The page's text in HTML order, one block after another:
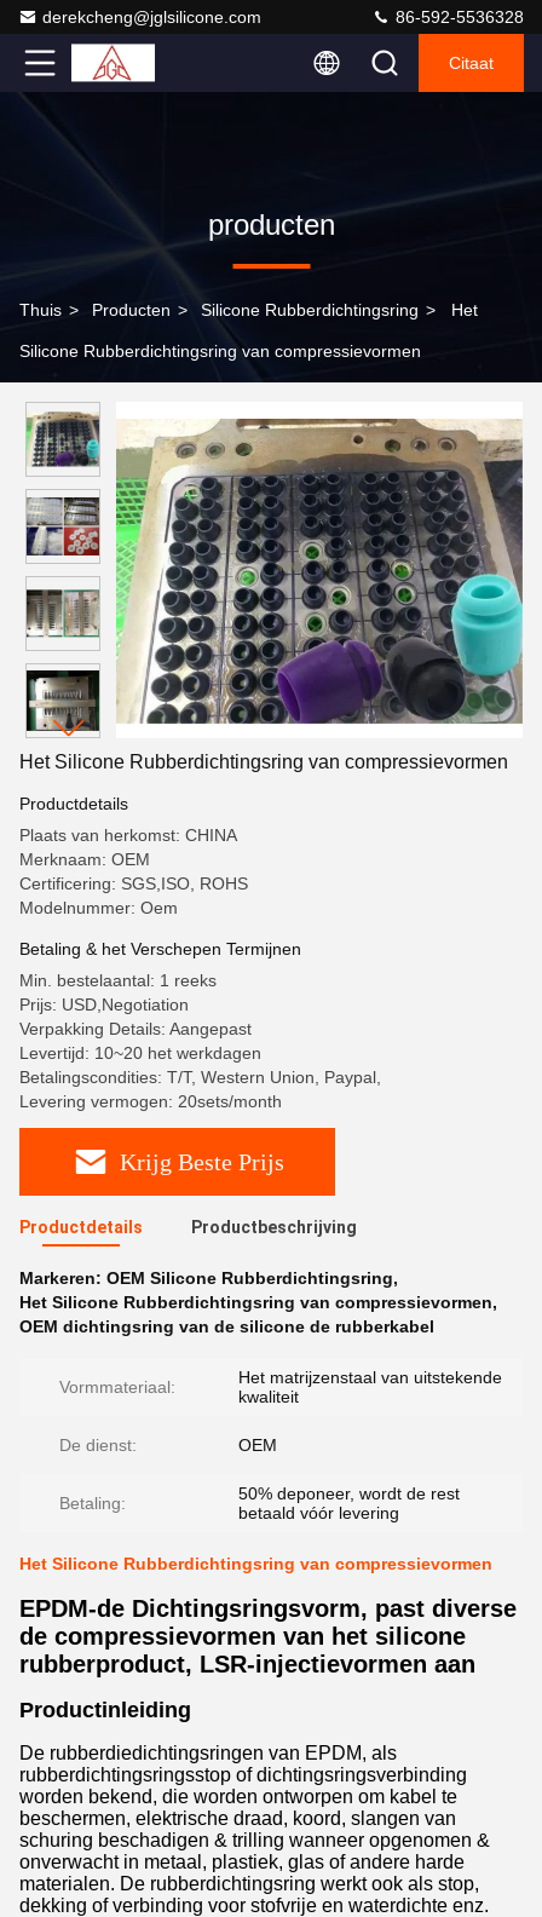
derekcheng@jglsilicone.com 86-592-5536328
Citaat
producten
Thuis > Producten > Silicone Rubberdichtingsring > Het
Silicone Rubberdichtingsring van compressievormen
Het Silicone Rubberdichtingsring van compressievormen
Productdetails
Plaats van herkomst: CHINA
Merknaam: OEM
Certificering: SGS,ISO, ROHS
Modelnummer: Oem
Betaling & het Verschepen Termijnen
Min. bestelaantal: 1 reeks
Prijs: USD,Negotiation
Verpakking Details: Aangepast
Levertijd: 10~20 het werkdagen
Betalingscondities: T/T, Western Union, Paypal,
Levering vermogen: 20sets/month
Krijg Beste Prijs
Productdetails Productbeschrijving
Markeren: OEM Silicone Rubberdichtingsring,
Het Silicone Rubberdichtingsring van compressievormen,
OEM dichtingsring van de silicone de rubberkabel
Vormmateriaal:
Het matrijzenstaal van uitstekende
kwaliteit
De dienst: OEM
Betaling:
50% deponeer, wordt de rest
betaald vóór levering
Het Silicone Rubberdichtingsring van compressievormen
EPDM-de Dichtingsringsvorm, past diverse
de compressievormen van het silicone
rubberproduct, LSR-injectievormen aan
Productinleiding
De rubberdiedichtingsringen van EPDM, als
rubberdichtingsringsstop of dichtingsringsverbinding
worden bekend, die worden ontworpen om kabel te
beschermen, elektrische draad, koord, slangen van
schuring beschadigen & trilling wanneer opgenomen &
onverwacht in metaal, plastiek, glas of andere harde
materialen. De rubberdichtingsring werkt ook als stop,
dekking of verbinding voor stofvrije en waterdichte enz.